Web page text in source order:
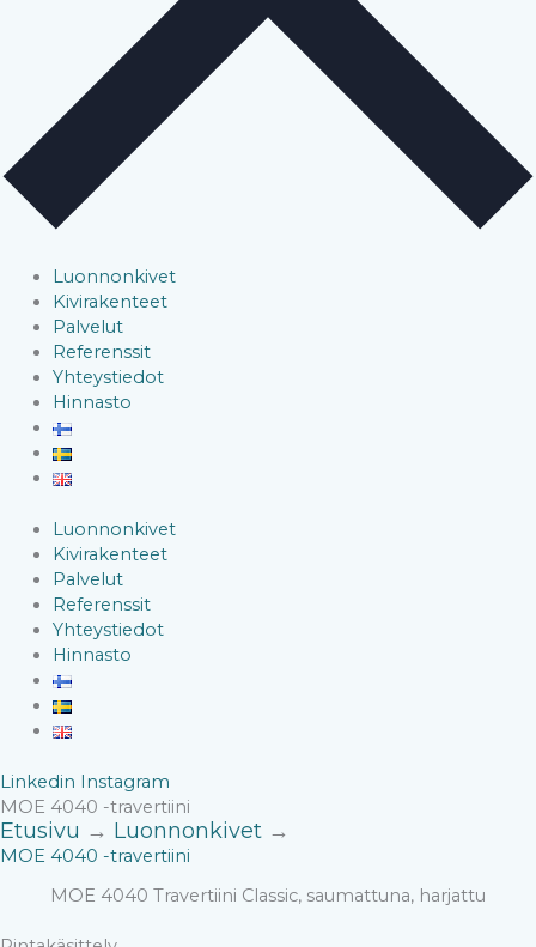
Luonnonkivet
Kivirakenteet
Palvelut
Referenssit
Yhteystiedot
Hinnasto
Luonnonkivet
Kivirakenteet
Palvelut
Referenssit
Yhteystiedot
Hinnasto
Linkedin Instagram
MOE 4040 -travertiini
Etusivu → Luonnonkivet →
MOE 4040 -travertiini
MOE 4040 Travertiini Classic, saumattuna, harjattu